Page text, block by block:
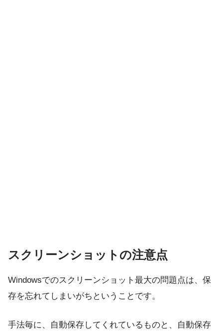
スクリーンショットの注意点
Windowsでのスクリーンショット最大の問題点は、保
存を忘れてしまいがちということです。
手法毎に、自動保存してくれているものと、自動保存